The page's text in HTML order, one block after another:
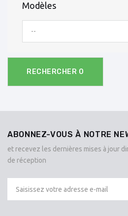
Modèles
--
RECHERCHER 0
ABONNEZ-VOUS À NOTRE
et recevez les dernières mises à jour
de réception